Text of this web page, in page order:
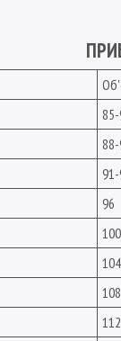
96
100
104
108
112